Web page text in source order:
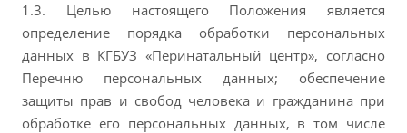
1.3. Целью настоящего Положения является
определение порядка обработки персональных
данных в КГБУЗ «Перинатальный центр», согласно
Перечню персональных данных; обеспечение
защиты прав и свобод человека и гражданина при
обработке его персональных данных, в том числе